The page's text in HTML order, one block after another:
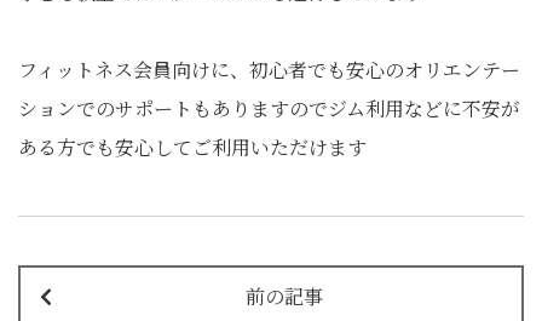
フィットネス会員向けに、初心者でも安心のオリエンテー
ションでのサポートもありますのでジム利用などに不安が
ある方でも安心してご利用いただけます
前の記事